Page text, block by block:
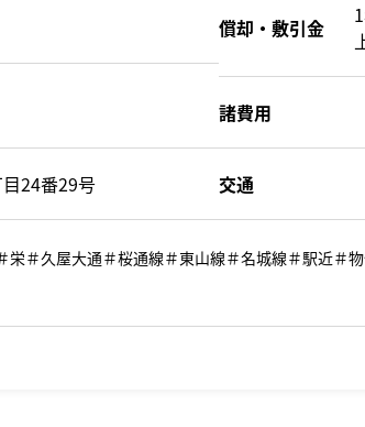
償却・敷引金
諸費用
24番29号 交通
栄＃久屋大通＃桜通線＃東山線＃名城線＃駅近＃